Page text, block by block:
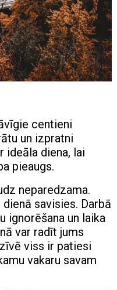
centieni
un izpratni
ideāla diena, lai
pieaugs.
neparedzama.
savisies. Darbā
ignorēšana un laika
var radīt jums
viss ir patiesi
vakaru savam